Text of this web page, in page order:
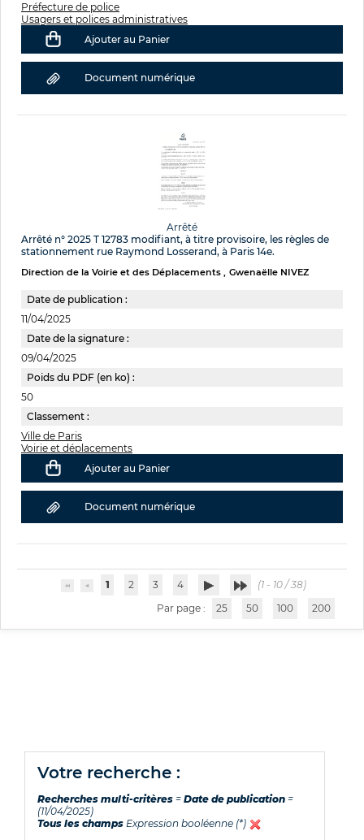
Préfecture de police
Usagers et polices administratives
Ajouter au Panier
Document numérique
Arrêté
Arrêté n° 2025 T 12783 modifiant, à titre provisoire, les règles de
stationnement rue Raymond Losserand, à Paris 14e.
Direction de la Voirie et des Déplacements Gwenaëlle NIVEZ
Date de publication :
11/04/2025
Date de la signature :
09/04/2025
Poids du PDF (en ko) :
50
Classement :
Ville de Paris
Voirie et déplacements
Ajouter au Panier
Document numérique
1 2 3 4
(1 - 10 / 38)
Par page :
25 50 100 200
votre recherche :
Recherches multi-critères = Date de publication =
(11/04/2025)
Tous les champs Expression booléenne (*)